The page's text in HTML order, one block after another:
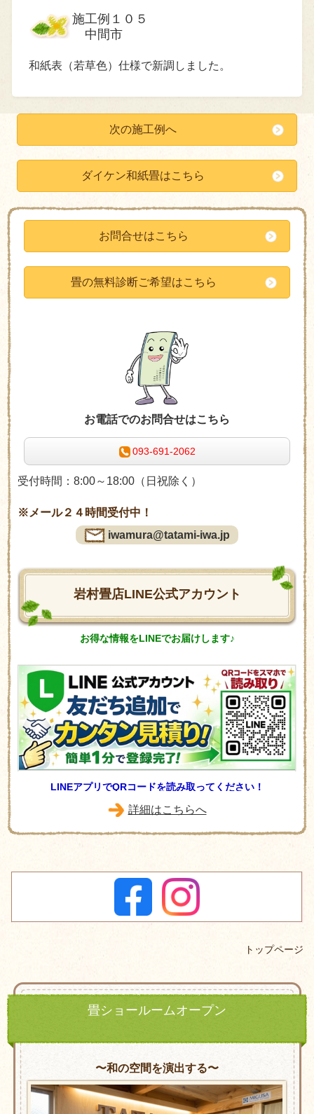
施工例１０５
中間市
和紙表（若草色）仕様で新調しました。
次の施工例へ
ダイケン和紙畳はこちら
お問合せはこちら
畳の無料診断ご希望はこちら
お電話でのお問合せはこちら
093-691-2062
受付時間：8:00～18:00（日祝除く）
※メール２４時間受付中！
iwamura@tatami-iwa.jp
岩村畳店LINE公式アカウント
お得な情報をLINEでお届けします♪
LINEアプリでQRコードを読み取ってください！
詳細はこちらへ
トップページ
畳ショールームオープン
〜和の空間を演出する〜